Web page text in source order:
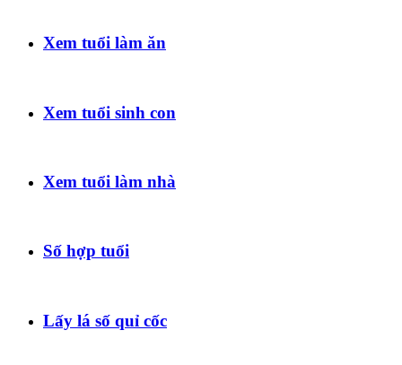
Xem tuổi làm ăn
Xem tuổi sinh con
Xem tuổi làm nhà
Số hợp tuổi
Lấy lá số quỉ cốc